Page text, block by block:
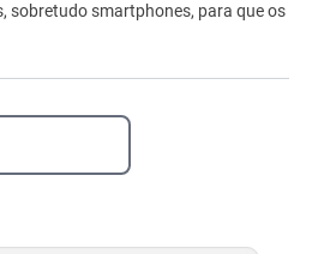
sobretudo smartphones, para que os